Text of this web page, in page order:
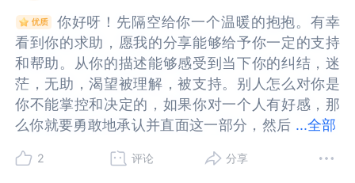
...全部
你好呀！先隔空给你一个温暖的抱抱。有幸
看到你的求助，愿我的分享能够给予你一定的支持
和帮助。从你的描述能够感受到当下你的纠结，迷
茫，无助，渴望被理解，被支持。别人怎么对你是
你不能掌控和决定的，如果你对一个人有好感，那
么你就要勇敢地承认并直面这一部分，然后
但你要接纳你有被拒绝的可能，但同时也有被接纳
看到你的求助，愿我的分享能够给予你一定的支持
和帮助。从你的描述能够感受到当下你的纠结，迷
茫，无助，渴望被理解，被支持。别人怎么对你是
你不能掌控和决定的，如果你对一个人有好感，那
么你就要勇敢地承认并直面这一部分，然后能够遵
接纳你有被拒绝的可能，但同时也有被接纳的可
2 评论 分享